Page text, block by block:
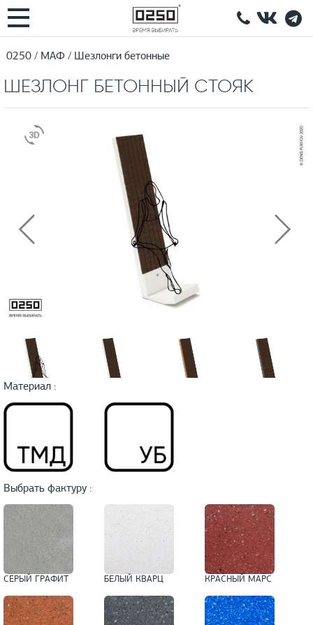
0250 МАФ Шезлонги бетонные
ШЕЗЛОНГ БЕТОННЫЙ СТОЯК
Материал :
Выбрать фактуру :
СЕРЫЙ ГРАФИТ БЕЛЫЙ КВАРЦ КРАСНЫЙ МАРС